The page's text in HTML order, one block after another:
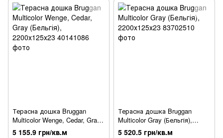
Терасна дошка Bruggan
Multicolor Wenge, Cedar, Gray
(Бельгія), 2200х125х23
5 155.9 грн/кв.м
Терасна дошка Bruggan
Multicolor Gray (Бельгія),
2200х125х23
5 520.5 грн/кв.м